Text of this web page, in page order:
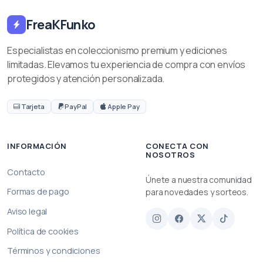
FreaKFunko
Especialistas en coleccionismo premium y ediciones
limitadas. Elevamos tu experiencia de compra con envíos
protegidos y atención personalizada.
Tarjeta PayPal Apple Pay
INFORMACIÓN
Contacto
Formas de pago
Aviso legal
Política de cookies
Términos y condiciones
CONECTA CON
NOSOTROS
Únete a nuestra comunidad
para novedades y sorteos.